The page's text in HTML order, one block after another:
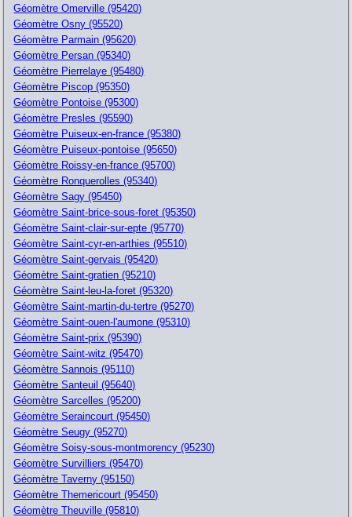
Géomètre Omerville (95420)
Géomètre Osny (95520)
Géomètre Parmain (95620)
Géomètre Persan (95340)
Géomètre Pierrelaye (95480)
Géomètre Piscop (95350)
Géomètre Pontoise (95300)
Géomètre Presles (95590)
Géomètre Puiseux-en-france (95380)
Géomètre Puiseux-pontoise (95650)
Géomètre Roissy-en-france (95700)
Géomètre Ronquerolles (95340)
Géomètre Sagy (95450)
Géomètre Saint-brice-sous-foret (95350)
Géomètre Saint-clair-sur-epte (95770)
Géomètre Saint-cyr-en-arthies (95510)
Géomètre Saint-gervais (95420)
Géomètre Saint-gratien (95210)
Géomètre Saint-leu-la-foret (95320)
Géomètre Saint-martin-du-tertre (95270)
Géomètre Saint-ouen-l'aumone (95310)
Géomètre Saint-prix (95390)
Géomètre Saint-witz (95470)
Géomètre Sannois (95110)
Géomètre Santeuil (95640)
Géomètre Sarcelles (95200)
Géomètre Seraincourt (95450)
Géomètre Seugy (95270)
Géomètre Soisy-sous-montmorency (95230)
Géomètre Survilliers (95470)
Géomètre Taverny (95150)
Géomètre Themericourt (95450)
Géomètre Theuville (95810)